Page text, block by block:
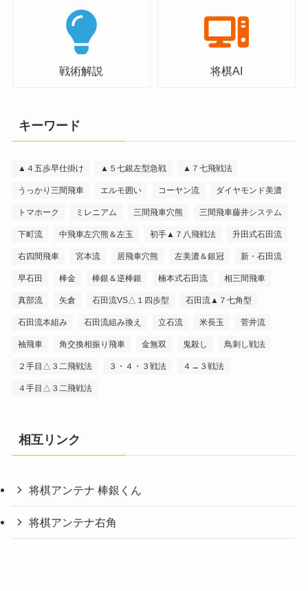
戦術解説 将棋AI
キーワード
▲４五歩早仕掛け ▲５七銀左型急戦 ▲７七飛戦法
うっかり三間飛車 エルモ囲い コーヤン流 ダイヤモンド美濃
トマホーク ミレニアム 三間飛車穴熊 三間飛車藤井システム
下町流 中飛車左穴熊＆左玉 初手▲７八飛戦法 升田式石田流
右四間飛車 宮本流 居飛車穴熊 左美濃＆銀冠 新・石田流
早石田 棒金 棒銀＆逆棒銀 楠本式石田流 相三間飛車
真部流 矢倉 石田流VS△１四歩型 石田流▲７七角型
石田流本組み 石田流組み換え 立石流 米長玉 菅井流
袖飛車 角交換相振り飛車 金無双 鬼殺し 鳥刺し戦法
２手目△３二飛戦法 ３・４・３戦法 ４→３戦法
４手目△３二飛戦法
相互リンク
将棋アンテナ 棒銀くん
将棋アンテナ右角